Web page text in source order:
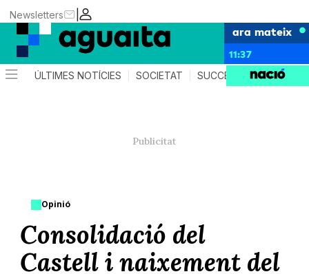
|
Newsletters
ara mateix
11:37
ÚLTIMES NOTÍCIES SOCIETAT SUCCESSOS AGENDA
Opinió
Consolidació del
Castell i naixement del